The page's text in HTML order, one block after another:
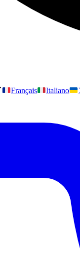
Français Italiano